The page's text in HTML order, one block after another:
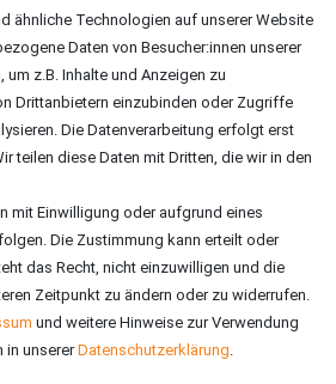
ähnliche Technologien auf unserer Website
Daten von Besucher:innen unserer
um z.B. Inhalte und Anzeigen zu
Drittanbietern einzubinden oder Zugriffe
Die Datenverarbeitung erfolgt erst
teilen diese Daten mit Dritten, die wir in den
mit Einwilligung oder aufgrund eines
Die Zustimmung kann erteilt oder
das Recht, nicht einzuwilligen und die
Zeitpunkt zu ändern oder zu widerrufen.
und weitere Hinweise zur Verwendung
in unsererDaten­schutz­erklärung.